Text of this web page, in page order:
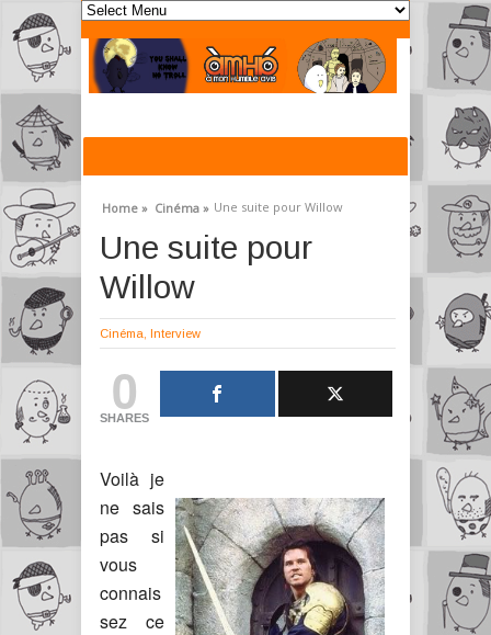
Home » Cinéma » Une suite pour Willow
Une suite pour
Willow
Cinéma Interview
0
SHARES
Voilà je
ne sais
pas si
vous
connais
sez ce